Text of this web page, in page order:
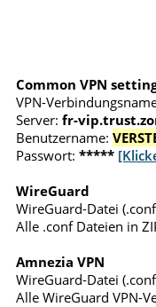
Common VPN
VPN-
Server: fr-
Benutzername:
Passwort: *****
WireGuard
WireGuard-Datei
Alle .conf Dateien in
Amnezia VPN
WireGuard-Datei
Alle WireGuard VPN-